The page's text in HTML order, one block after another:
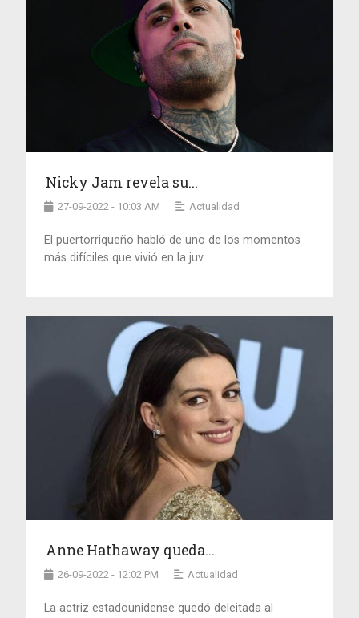
Nicky Jam revela su...
27-09-2022 - 10:03 AM Actualidad
El puertorriqueño habló de uno de los momentos
más difíciles que vivió en la juv...
Anne Hathaway queda...
26-09-2022 - 12:02 PM Actualidad
La actriz estadounidense quedó deleitada al